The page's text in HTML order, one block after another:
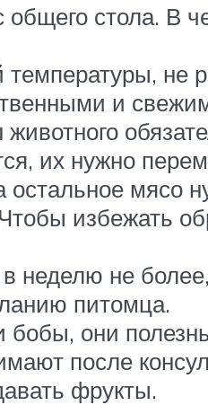
стола. В
не
и
их нужно
остальное мясо
избежать
неделю не
питомца.
они
после
фрукты.